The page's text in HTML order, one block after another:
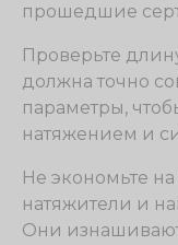
прошедшие
Проверьте
должна точно
параметры,
натяжением и
Не экономьте
натяжители и
Они